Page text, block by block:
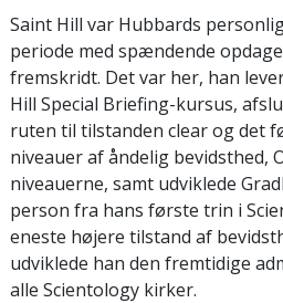
Saint Hill var Hubbards
periode med spændende
fremskridt. Det var her, han
Hill Special Briefing-kursus,
ruten til tilstanden clear og det
niveauer af åndelig bevidsthed,
niveauerne, samt udviklede
person fra hans første trin i
eneste højere tilstand af
udviklede han den fremtidige
alle Scientology kirker.